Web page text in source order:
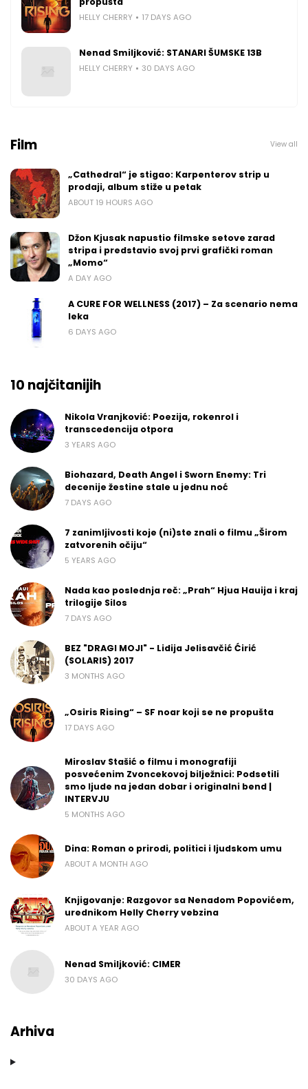
HELLY CHERRY 17 DAYS AGO
Nenad Smiljković: STANARI ŠUMSKE 13B
HELLY CHERRY 30 DAYS AGO
Film View all
„Cathedral“ je stigao: Karpenterov strip u
prodaji, album stiže u petak
ABOUT 19 HOURS AGO
Džon Kjusak napustio filmske setove zarad
stripa i predstavio svoj prvi grafički roman
„Momo“
A DAY AGO
A CURE FOR WELLNESS (2017) – Za scenario nema
leka
6 DAYS AGO
10 najčitanijih
Nikola Vranjković: Poezija, rokenrol i
transcedencija otpora
3 YEARS AGO
Biohazard, Death Angel i Sworn Enemy: Tri
decenije žestine stale u jednu noć
7 DAYS AGO
7 zanimljivosti koje (ni)ste znali o filmu „Širom
zatvorenih očiju“
5 YEARS AGO
Nada kao poslednja reč: „Prah“ Hjua Hauija i kraj
trilogije Silos
7 DAYS AGO
BEZ "DRAGI MOJI" - Lidija Jelisavčić Ćirić
(SOLARIS) 2017
3 MONTHS AGO
„Osiris Rising“ – SF noar koji se ne propušta
17 DAYS AGO
Miroslav Stašić o filmu i monografiji
posvećenim Zvoncekovoj bilježnici: Podsetili
smo ljude na jedan dobar i originalni bend |
INTERVJU
5 MONTHS AGO
Dina: Roman o prirodi, politici i ljudskom umu
ABOUT A MONTH AGO
Knjigovanje: Razgovor sa Nenadom Popovićem,
urednikom Helly Cherry vebzina
ABOUT A YEAR AGO
Nenad Smiljković: CIMER
30 DAYS AGO
Arhiva